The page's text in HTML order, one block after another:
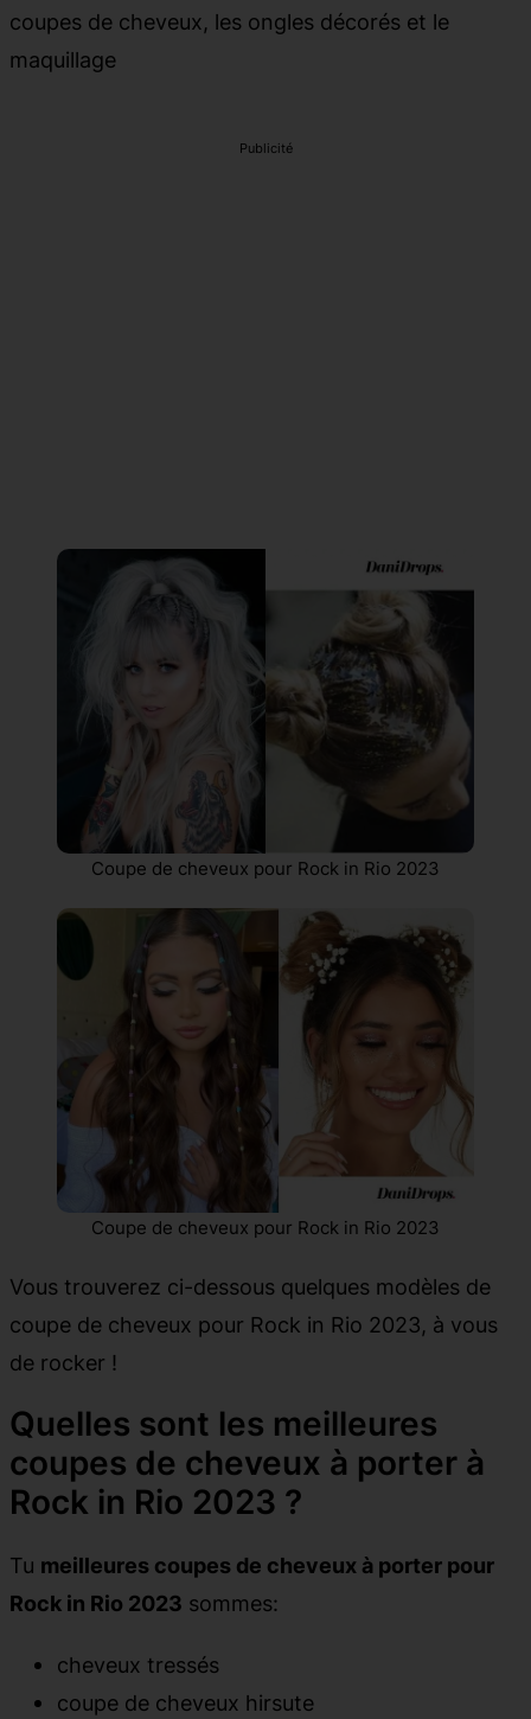
coupes de cheveux, les ongles décorés et le
maquillage
Publicité
Coupe de cheveux pour Rock in Rio 2023
Coupe de cheveux pour Rock in Rio 2023
Vous trouverez ci-dessous quelques modèles de
coupe de cheveux pour Rock in Rio 2023, à vous
de rocker !
Quelles sont les meilleures
coupes de cheveux à porter à
Rock in Rio 2023 ?
Tu meilleures coupes de cheveux à porter pour
Rock in Rio 2023 sommes:
cheveux tressés
coupe de cheveux hirsute